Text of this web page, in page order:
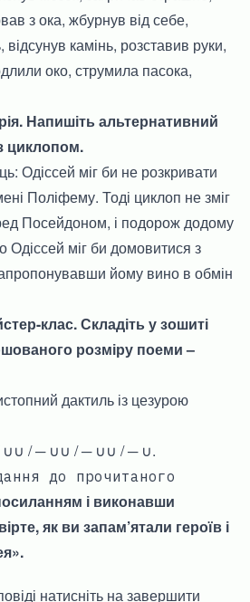
з ока, жбурнув від себе,
відсунув камінь, розставив руки,
око, струмила пасока,
Напишіть альтернативний
циклопом.
Одіссей міг би не розкривати
Поліфему. Тоді циклоп не зміг
Посейдоном, і подорож додому
міг би домовитися з
йому вино в обмін
клас. Складіть у зошиті
розміру поеми –
дактиль із цезурою
/ ─ ∪∪ / ─ ∪∪ / ─ ∪.
до прочитаного
і виконавши
як ви запам’ятали героїв і
натисніть на завершити